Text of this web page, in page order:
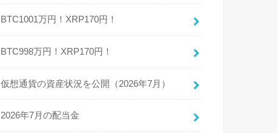
BTC1001万円！XRP170円！
BTC998万円！XRP170円！
仮想通貨の資産状況を公開（2026年7月）
2026年7月の配当金